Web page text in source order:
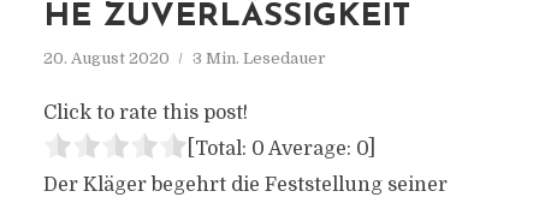
HE ZUVERLÄSSIGKEIT
20. August 2020 3 Min. Lesedauer
Click to rate this post!
[Total: 0 Average: 0]
Der Kläger begehrt die Feststellung seiner